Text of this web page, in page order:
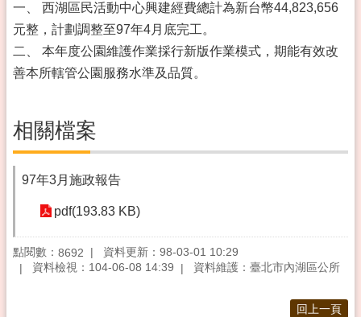
一、 西湖區民活動中心興建經費總計為新台幣44,823,656
元整，計劃調整至97年4月底完工。
二、 本年度公園維護作業採行新版作業模式，期能有效改
善本所轄管公園服務水準及品質。
相關檔案
97年3月施政報告
pdf(193.83 KB)
點閱數： 8692
資料更新：98-03-01 10:29
資料檢視：104-06-08 14:39
資料維護：臺北市內湖區公所
回上一頁